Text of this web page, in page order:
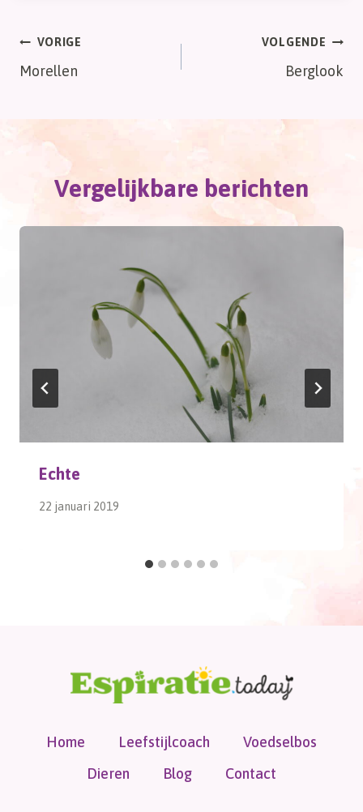
Bericht
navigatie
VORIGE
Morellen
VOLGENDE
Berglook
Vergelijkbare berichten
Echte
22 januari 2019
Home Leefstijlcoach
Voedselbos
Dieren
Blog Contact